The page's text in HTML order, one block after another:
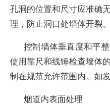
孔洞的位置和尺寸应准确
理，防止洞口处墙体开裂。
控制墙体垂直度和平
使用靠尺和线锤检查墙体
制在规范允许范围内。如
烟道内表面处理